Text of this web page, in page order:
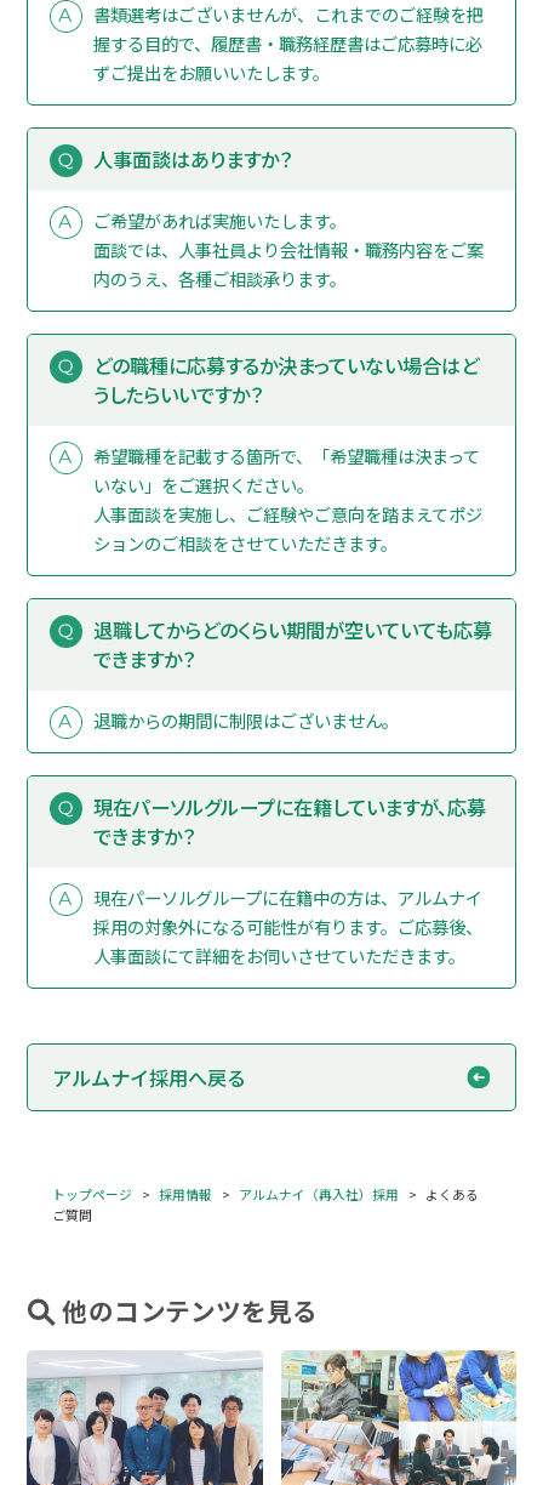
書類選考はございませんが、これまでのご経験を把
握する目的で、履歴書・職務経歴書はご応募時に必
ずご提出をお願いいたします。
人事面談はありますか？
ご希望があれば実施いたします。
面談では、人事社員より会社情報・職務内容をご案
内のうえ、各種ご相談承ります。
どの職種に応募するか決まっていない場合はど
うしたらいいですか？
希望職種を記載する箇所で、「希望職種は決まって
いない」をご選択ください。
人事面談を実施し、ご経験やご意向を踏まえてポジ
ションのご相談をさせていただきます。
退職してからどのくらい期間が空いていても応募
できますか？
退職からの期間に制限はございません。
現在パーソルグループに在籍していますが、応募
できますか？
現在パーソルグループに在籍中の方は、アルムナイ
採用の対象外になる可能性が有ります。ご応募後、
人事面談にて詳細をお伺いさせていただきます。
アルムナイ採用へ戻る
トップページ 採用情報 アルムナイ（再入社）採用
よくある
ご質問
他のコンテンツを見る